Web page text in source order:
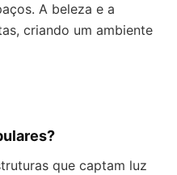
A beleza e a
criando um ambiente
que captam luz